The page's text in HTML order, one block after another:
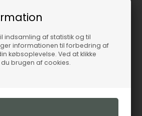
indsamling af statistik og til
informationen til forbedring af
købsoplevelse. Ved at klikke
brugen af cookies.
Cordel-8 kt guld-armbånd og halskæde-2 bredder og 10 længder
243,00 DKK
Vejl. udsalgspris300,00